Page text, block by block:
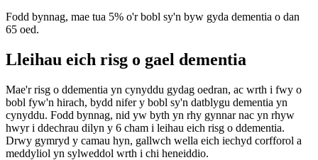
Fodd bynnag, mae tua 5% o'r bobl sy'n byw gyda dementia o dan
65 oed.
Lleihau eich risg o gael dementia
Mae'r risg o ddementia yn cynyddu gydag oedran, ac wrth i fwy o
bobl fyw'n hirach, bydd nifer y bobl sy'n datblygu dementia yn
cynyddu. Fodd bynnag, nid yw byth yn rhy gynnar nac yn rhyw
hwyr i ddechrau dilyn y 6 cham i leihau eich risg o ddementia.
Drwy gymryd y camau hyn, gallwch wella eich iechyd corfforol a
meddyliol yn sylweddol wrth i chi heneiddio.